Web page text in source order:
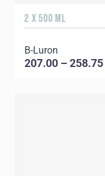
2 X 500 ML
B-Luron
207.00 – 258.75